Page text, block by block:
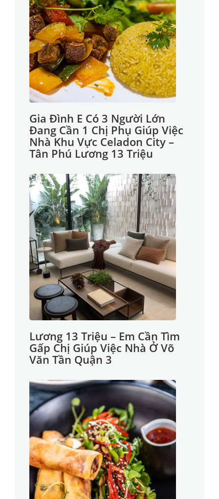
Gia Đình E Có 3 Người Lớn
Đang Cần 1 Chị Phụ Giúp Việc
Nhà Khu Vực Celadon City –
Tân Phú Lương 13 Triệu
Lương 13 Triệu – Em Cần Tìm
Gấp Chị Giúp Việc Nhà Ở Võ
Văn Tần Quận 3